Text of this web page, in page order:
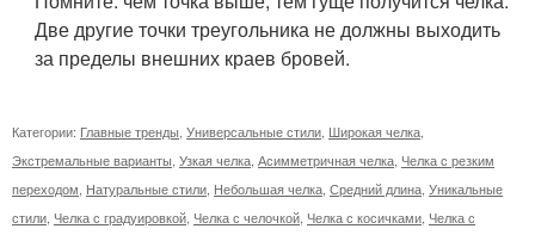
Две другие точки треугольника не должны выходить
за пределы внешних краев бровей.
Категории: Главные тренды Универсальные стили Широкая челка
Экстремальные варианты Узкая челка Асимметричная челка Челка с резким
переходом Натуральные стили Небольшая челка Средний длина Уникальные
стили Челка с градуировкой Челка с челочкой Челка с косичками Челка с